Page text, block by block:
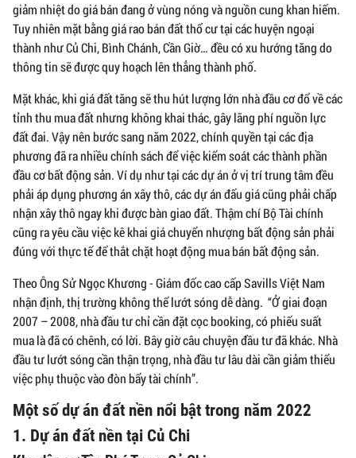
giảm nhiệt do giá bán đang ở vùng nóng và nguồn cung khan hiếm.
Tuy nhiên mặt bằng giá rao bán đất thổ cư tại các huyện ngoại
thành như Củ Chi, Bình Chánh, Cần Giờ… đều có xu hướng tăng do
thông tin sẽ được quy hoạch lên thẳng thành phố.
Mặt khác, khi giá đất tăng sẽ thu hút lượng lớn nhà đầu cơ đổ về các
tỉnh thu mua đất nhưng không khai thác, gây lãng phí nguồn lực
đất đai. Vậy nên bước sang năm 2022, chính quyền tại các địa
phương đã ra nhiều chính sách để việc kiểm soát các thành phần
đầu cơ bất động sản. Ví dụ như tại các dự án ở vị trí trung tâm đều
phải áp dụng phương án xây thô, các dự án đấu giá cũng phải chấp
nhận xây thô ngay khi được bàn giao đất. Thậm chí Bộ Tài chính
cũng ra yêu cầu việc kê khai giá chuyển nhượng bất động sản phải
đúng với thực tế để thắt chặt hoạt động mua bán bất động sản.
Theo Ông Sử Ngọc Khương - Giám đốc cao cấp Savills Việt Nam
nhận định, thị trường không thể lướt sóng dễ dàng. “Ở giai đoạn
2007 – 2008, nhà đầu tư chỉ cần đặt cọc booking, có phiếu suất
mua là đã có chênh, có lời. Bây giờ câu chuyện đầu tư đã khác. Nhà
đầu tư lướt sóng cần thận trọng, nhà đầu tư lâu dài cần giảm thiểu
việc phụ thuộc vào đòn bẩy tài chính”.
Một số dự án đất nền nổi bật trong năm 2022
1. Dự án đất nền tại Củ Chi